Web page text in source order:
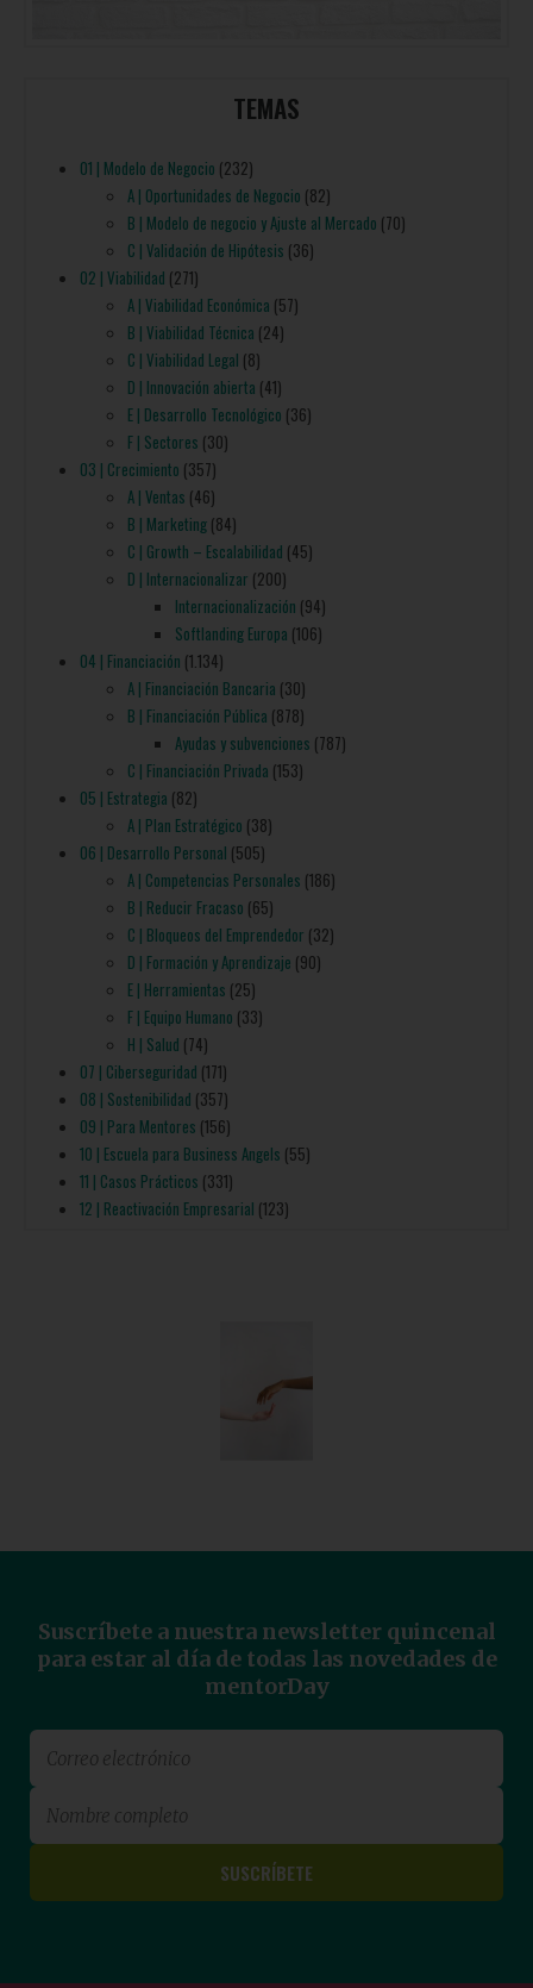
TEMAS
01 | Modelo de Negocio (232)
A | Oportunidades de Negocio (82)
B | Modelo de negocio y Ajuste al Mercado (70)
C | Validación de Hipótesis (36)
02 | Viabilidad (271)
A | Viabilidad Económica (57)
B | Viabilidad Técnica (24)
C | Viabilidad Legal (8)
D | Innovación abierta (41)
E | Desarrollo Tecnológico (36)
F | Sectores (30)
03 | Crecimiento (357)
A | Ventas (46)
B | Marketing(84)
C | Growth – Escalabilidad (45)
D | Internacionalizar (200)
Internacionalización (94)
Softlanding Europa (106)
04 | Financiación (1.134)
A | Financiación Bancaria (30)
B | Financiación Pública (878)
Ayudas y subvenciones (787)
C | Financiación Privada (153)
05 | Estrategia (82)
A | Plan Estratégico (38)
06 | Desarrollo Personal (505)
A | Competencias Personales (186)
B | Reducir Fracaso (65)
C | Bloqueos del Emprendedor (32)
D | Formación y Aprendizaje (90)
E | Herramientas (25)
F | Equipo Humano (33)
H | Salud (74)
07 | Ciberseguridad (171)
08 | Sostenibilidad (357)
09 | Para Mentores (156)
10 | Escuela para Business Angels (55)
11 | Casos Prácticos (331)
12 | Reactivación Empresarial (123)
Suscríbete a nuestra newsletter quincenal
para estar al día de todas las novedades de
mentorDay